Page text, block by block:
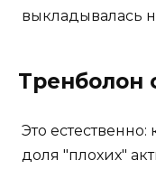
выкладывалась
Тренболон
Это естественно:
доля "плохих"